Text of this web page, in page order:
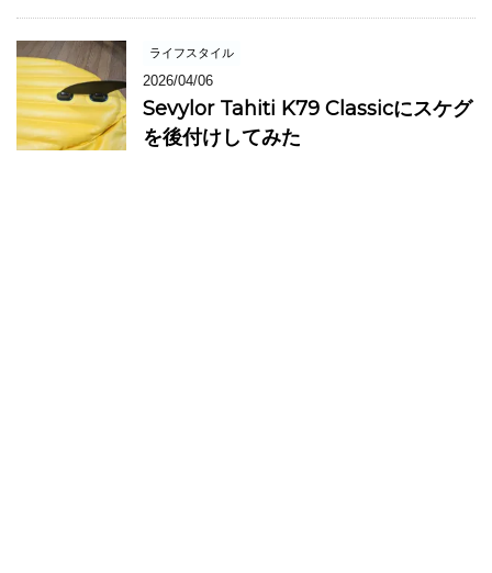
ライフスタイル
2026/04/06
Sevylor Tahiti K79 Classicにスケグ
を後付けしてみた